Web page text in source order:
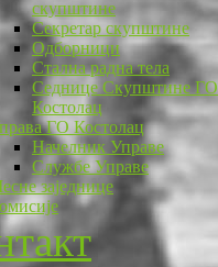
скупштине
Секретар скупштине
Одборници
Стална радна тела
Седнице Скупштине ГО
Костолац
ГО Костолац
Начелник Управе
Службе Управе
заједнице